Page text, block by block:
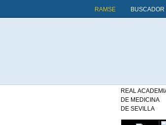
RAMSE
REAL
DE MEDICINA
DE SEVILLA